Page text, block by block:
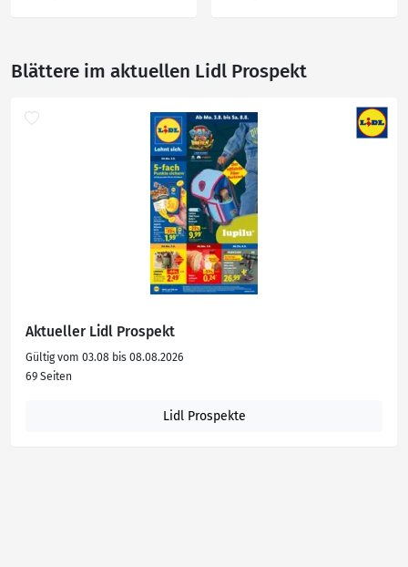
Blättere im aktuellen Lidl Prospekt
Aktueller Lidl Prospekt
Gültig vom 03.08 bis 08.08.2026
69 Seiten
Lidl Prospekte